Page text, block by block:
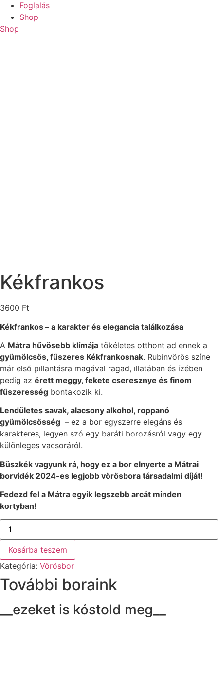
Foglalás
Shop
Shop
Kékfrankos
3600 Ft
Kékfrankos – a karakter és elegancia találkozása
A Mátra hűvösebb klímája tökéletes otthont ad ennek a
gyümölcsös, fűszeres Kékfrankosnak. Rubinvörös színe
már első pillantásra magával ragad, illatában és ízében
pedig az érett meggy, fekete cseresznye és finom
fűszeresség bontakozik ki.
Lendületes savak, alacsony alkohol, roppanó
gyümölcsösség – ez a bor egyszerre elegáns és
karakteres, legyen szó egy baráti borozásról vagy egy
különleges vacsoráról.
Büszkék vagyunk rá, hogy ez a bor elnyerte a Mátrai
borvidék 2024-es legjobb vörösbora társadalmi díját!
Fedezd fel a Mátra egyik legszebb arcát minden
kortyban!
Kékfrankos
mennyiség
Kosárba teszem
Kategória: Vörösbor
További boraink
__ezeket is kóstold meg__